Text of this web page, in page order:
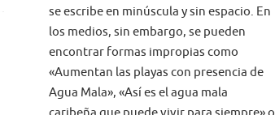
se escribe en minúscula y sin espacio. En
los medios, sin embargo, se pueden
encontrar formas impropias como
«Aumentan las playas con presencia de
Agua Mala», «Así es el agua mala